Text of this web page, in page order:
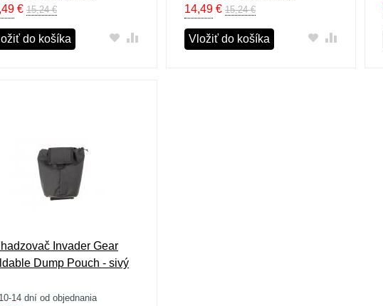
€ 15,24 €
do košíka
14,49€ 15,24 €
Vložiť do košíka
Invader Gear
Dump Pouch - sivý
14 dní od objednania